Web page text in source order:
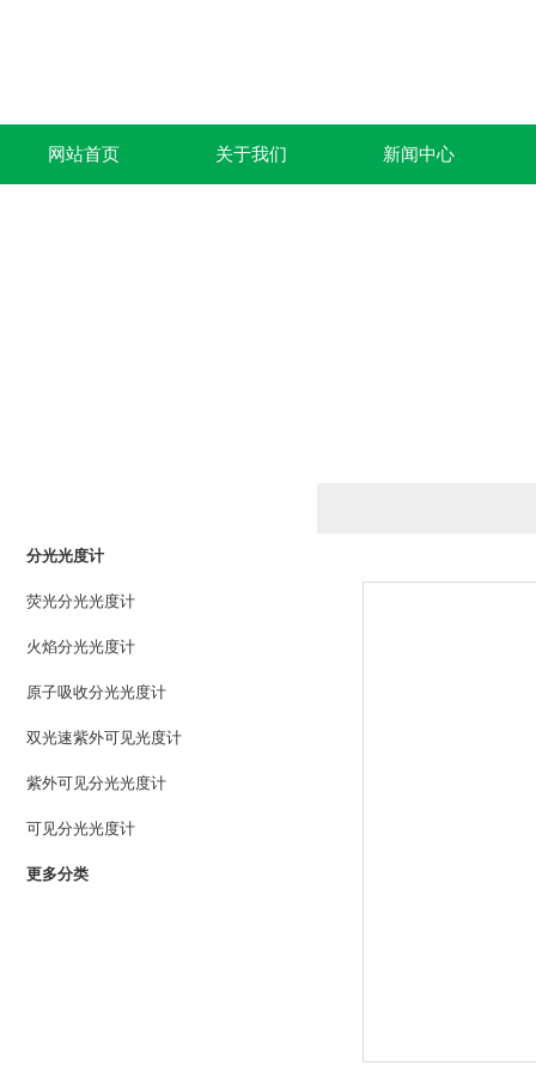
网站首页 关于我们 新闻中心
分光光度计
荧光分光光度计
火焰分光光度计
原子吸收分光光度计
双光速紫外可见光度计
紫外可见分光光度计
可见分光光度计
更多分类